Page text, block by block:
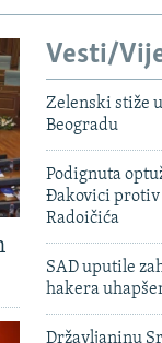
Vesti/
Zelenski stiže
Beogradu
Podignuta
Đakovici protiv
Radoičića
SAD uputile
hakera
Državljaninu